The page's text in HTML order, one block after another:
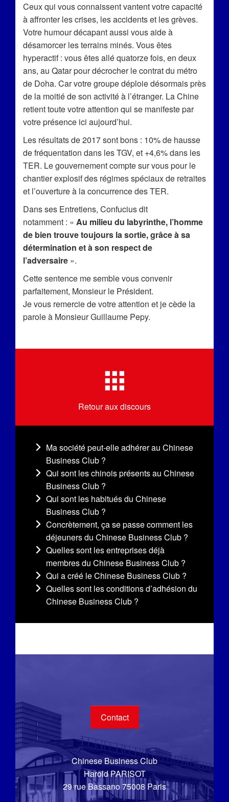
Ceux qui vous connaissent vantent votre capacité
à affronter les crises, les accidents et les grèves.
Votre humour décapant aussi vous aide à
désamorcer les terrains minés. Vous êtes
hyperactif : vous êtes allé quatorze fois, en deux
ans, au Qatar pour décrocher le contrat du métro
de Doha. Car votre groupe déploie désormais près
de la moitié de son activité à l’étranger. La Chine
retient toute votre attention qui se manifeste par
votre présence ici aujourd’hui.
Les résultats de 2017 sont bons : 10% de hausse
de fréquentation dans les TGV, et +4,6% dans les
TER. Le gouvernement compte sur vous pour le
chantier explosif des régimes spéciaux de retraites
et l’ouverture à la concurrence des TER.
Dans ses Entretiens, Confucius dit
notamment : « Au milieu du labyrinthe, l’homme
de bien trouve toujours la sortie, grâce à sa
détermination et à son respect de
l’adversaire ».
Cette sentence me semble vous convenir
parfaitement, Monsieur le Président.
Je vous remercie de votre attention et je cède la
parole à Monsieur Guillaume Pepy.
Retour aux discours
Ma société peut-elle adhérer au Chinese
Business Club ?
Qui sont les chinois présents au Chinese
Business Club ?
Qui sont les habitués du Chinese
Business Club ?
Concrètement, ça se passe comment les
déjeuners du Chinese Business Club ?
Quelles sont les entreprises déjà
membres du Chinese Business Club ?
Qui a créé le Chinese Business Club ?
Quelles sont les conditions d’adhésion du
Chinese Business Club ?
Contact
Chinese Business Club
Harold PARISOT
29 rue Bassano 75008 Paris